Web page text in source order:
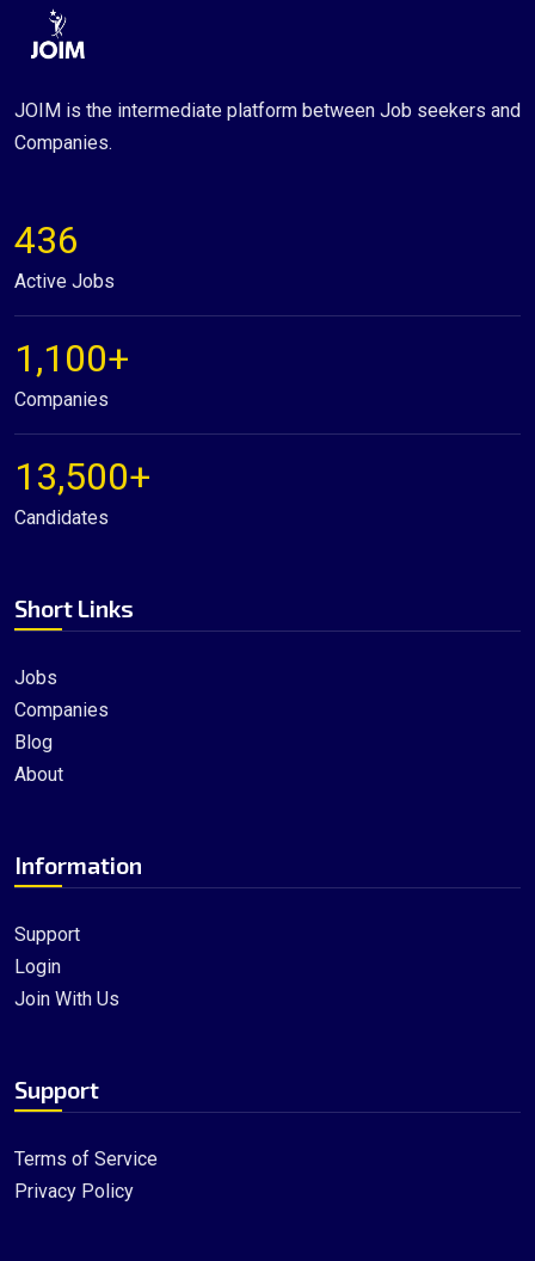
JOIM is the intermediate platform between Job seekers and
Companies.
Short Links
Jobs
Companies
Blog
About
Information
Support
Login
Join With Us
Support
Terms of Service
Privacy Policy
436
Active Jobs
1,100+
Companies
13,500+
Candidates